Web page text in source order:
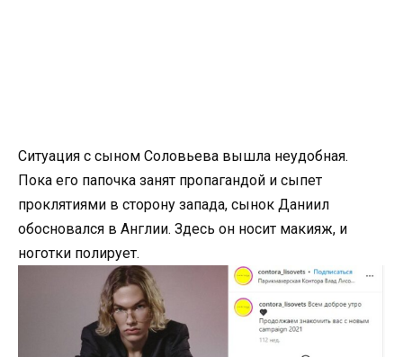
Ситуация с сыном Соловьева вышла неудобная.
Пока его папочка занят пропагандой и сыпет
проклятиями в сторону запада, сынок Даниил
обосновался в Англии. Здесь он носит макияж, и
ноготки полирует.